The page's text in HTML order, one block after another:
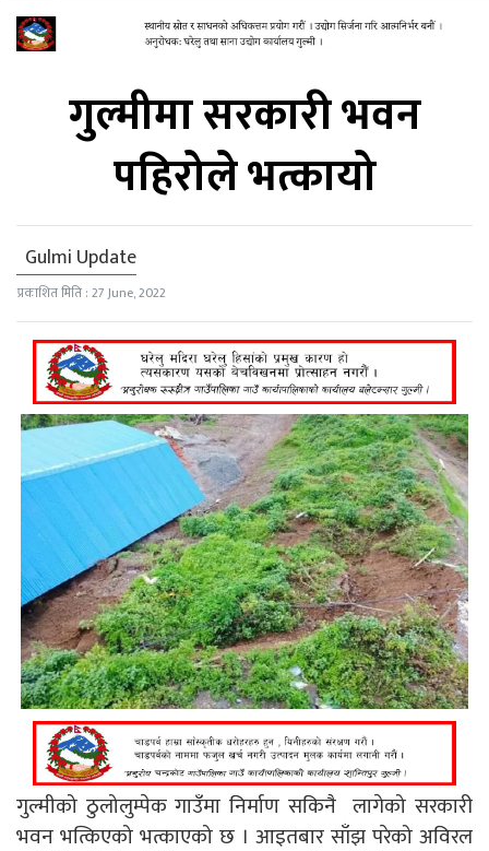
गुल्मीमा सरकारी भवन
पहिरोले भत्कायो
Gulmi Update
प्रकाशित मिति : 27 June, 2022
गुल्मीको ठुलोलुम्पेक गाउँमा निर्माण सकिनै लागेको सरकारी
भवन भत्किएको भत्काएको छ । आइतबार साँझ परेको अविरल